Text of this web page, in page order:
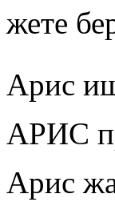
жете
Арис
АРИС
Арис